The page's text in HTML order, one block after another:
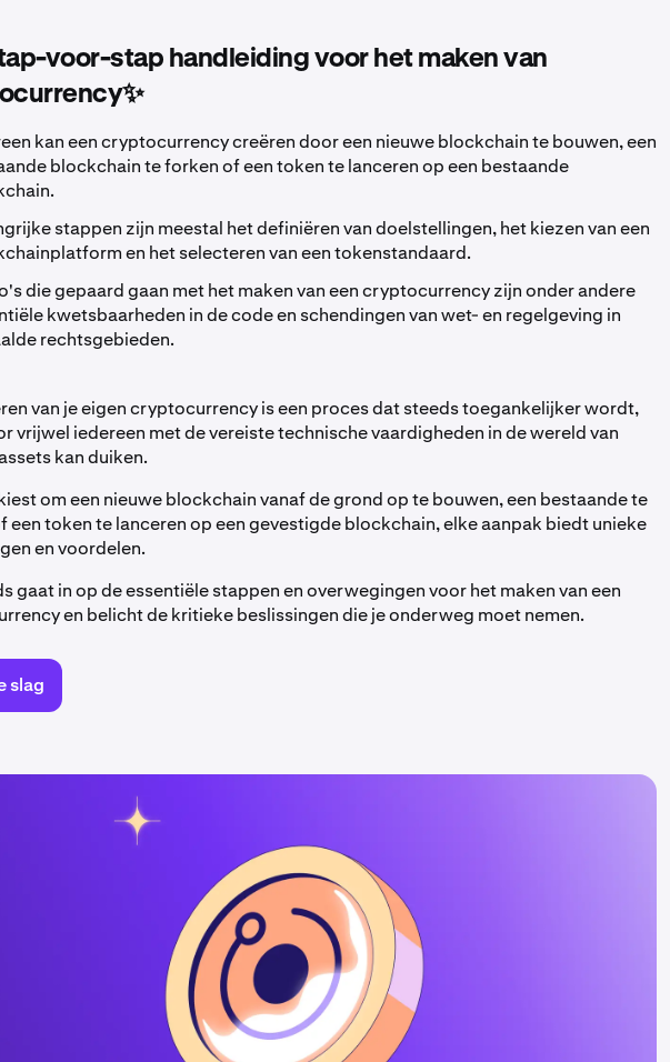
voor-stap handleiding voor het maken van
kan een cryptocurrency creëren door een nieuwe blockchain te bouwen, een
blockchain te forken of een token te lanceren op een bestaande
stappen zijn meestal het definiëren van doelstellingen, het kiezen van een
en het selecteren van een tokenstandaard.
die gepaard gaan met het maken van een cryptocurrency zijn onder andere
kwetsbaarheden in de code en schendingen van wet- en regelgeving in
rechtsgebieden.
van je eigen cryptocurrency is een proces dat steeds toegankelijker wordt,
vrijwel iedereen met de vereiste technische vaardigheden in de wereld van
kan duiken.
om een nieuwe blockchain vanaf de grond op te bouwen, een bestaande te
een token te lanceren op een gevestigde blockchain, elke aanpak biedt unieke
en voordelen.
gaat in op de essentiële stappen en overwegingen voor het maken van een
en belicht de kritieke beslissingen die je onderweg moet nemen.
slag